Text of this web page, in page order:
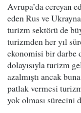
Avrupa’da cereyan
eden Rus ve
turizm sektörü de
turizmden her yıl
ekonomisi bir darbe
dolayısıyla turizm
azalmıştı ancak
patlak vermesi
yok olması sürecini